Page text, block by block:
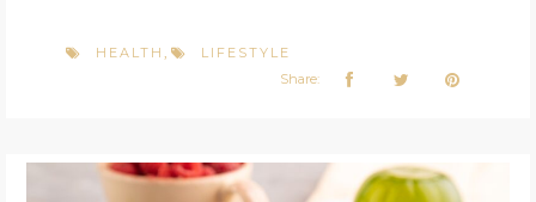
HEALTH
LIFESTYLE
Share: